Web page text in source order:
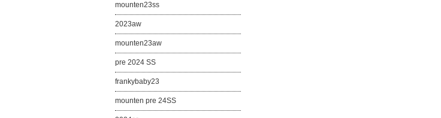
mounten23ss
2023aw
mounten23aw
pre 2024 SS
frankybaby23
mounten pre 24SS